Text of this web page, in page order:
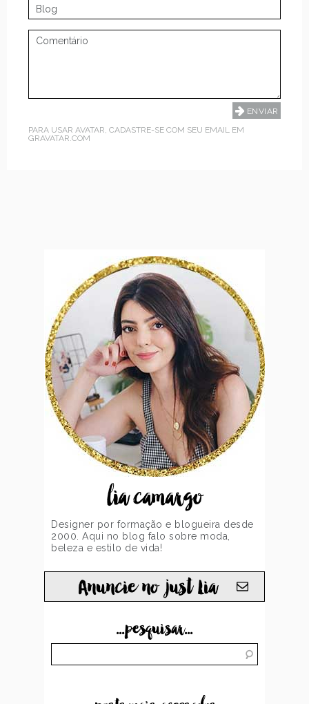
PARA USAR AVATAR, CADASTRE-SE COM SEU EMAIL EM
GRAVATAR.COM
lia camargo
Designer por formação e blogueira desde
2000. Aqui no blog falo sobre moda,
beleza e estilo de vida!
Anuncie no just Lia
...pesquisar...